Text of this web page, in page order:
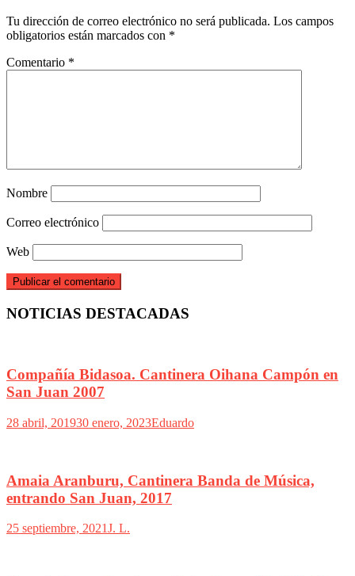
Tu dirección de correo electrónico no será publicada. Los campos
obligatorios están marcados con *
Comentario *
Nombre
Correo electrónico
Web
NOTICIAS DESTACADAS
Compañía Bidasoa. Cantinera Oihana Campón en
San Juan 2007
28 abril, 201930 enero, 2023Eduardo
Amaia Aranburu, Cantinera Banda de Música,
entrando San Juan, 2017
25 septiembre, 2021J. L.